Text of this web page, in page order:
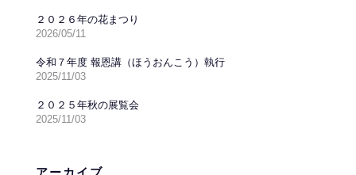
２０２６年の花まつり
2026/05/11
令和７年度 報恩講（ほうおんこう）執行
2025/11/03
２０２５年秋の展覧会
2025/11/03
アーカイブ